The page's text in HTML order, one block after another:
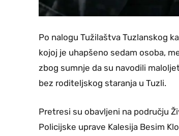
Po nalogu Tužilaštva Tuzlanskog
kojoj je uhapšeno sedam osoba,
zbog sumnje da su navodili
bez roditeljskog staranja u Tuzli.
Pretresi su obavljeni na području
Policijske uprave Kalesija Besim